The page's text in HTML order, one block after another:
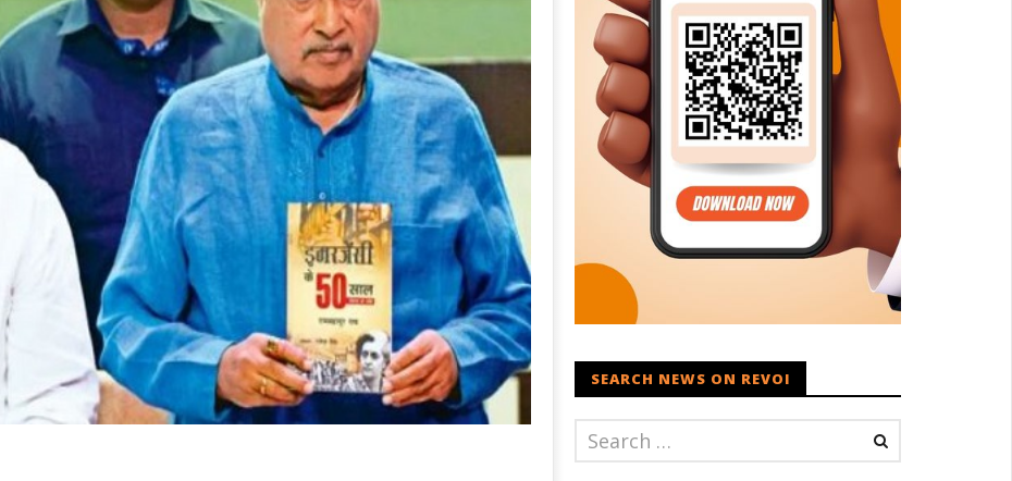
SEARCH NEWS ON REVOI